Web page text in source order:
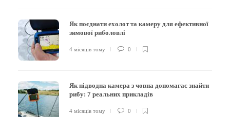
Як поєднати ехолот та камеру для ефективної
зимової риболовлі
4 місяців тому 0
Як підводна камера з човна допомагає знайти
рибу: 7 реальних прикладів
4 місяців тому 0